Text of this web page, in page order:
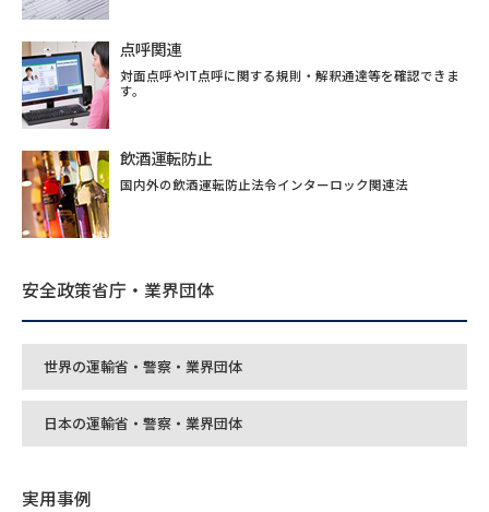
点呼関連
対面点呼やIT点呼に関する規則・解釈通達等を確認できま
す。
飲酒運転防止
国内外の飲酒運転防止法令インターロック関連法
安全政策省庁・業界団体
世界の運輸省・警察・業界団体
日本の運輸省・警察・業界団体
実用事例